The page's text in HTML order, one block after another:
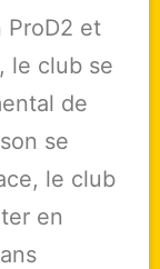
ProD2 et
le club se
de
se
le club
en